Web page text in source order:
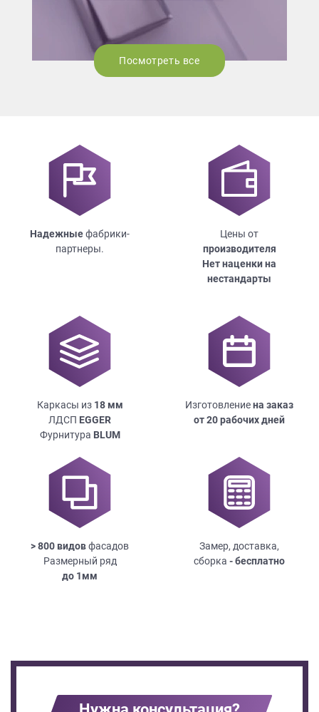
Посмотреть все
Надежныефабрики-
партнеры.
Цены от
производителя
Нет наценки на
нестандарты
Каркасы из 18мм
ЛДСП EGGER
Фурнитура BLUM
Изготовлениена заказ
от 20 рабочих дней
> 800 видовфасадов
Размерный ряд
до 1мм
Замер, доставка,
сборка - бесплатно